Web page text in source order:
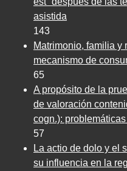
asistida
143
Matrimonio, familia y
mecanismo de
65
A propósito de la
de valoración
cogn.):
57
La actio de dolo y el
su influencia en la